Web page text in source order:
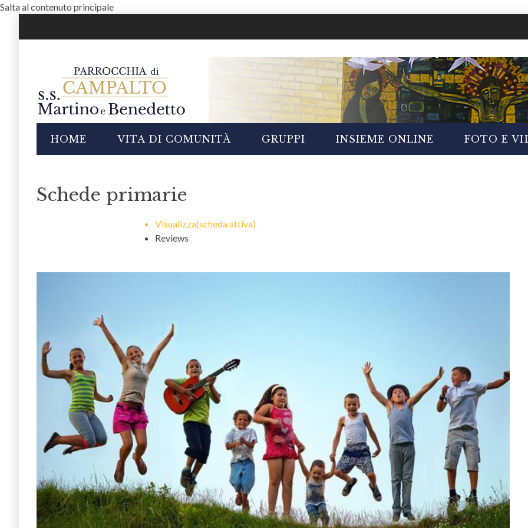
Salta al contenuto principale
HOME VITA DI COMUNITÀ GRUPPI INSIEME ONLINE FOTO E
Schede primarie
Visualizza(scheda attiva)
Reviews